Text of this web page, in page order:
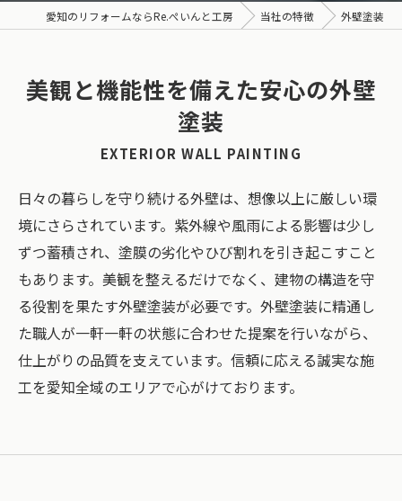
愛知のリフォームならRe.ぺいんと工房 当社の特徴 外壁塗装
美観と機能性を備えた安心の外壁
塗装
EXTERIOR WALL PAINTING
日々の暮らしを守り続ける外壁は、想像以上に厳しい環
境にさらされています。紫外線や風雨による影響は少し
ずつ蓄積され、塗膜の劣化やひび割れを引き起こすこと
もあります。美観を整えるだけでなく、建物の構造を守
る役割を果たす外壁塗装が必要です。外壁塗装に精通し
た職人が一軒一軒の状態に合わせた提案を行いながら、
仕上がりの品質を支えています。信頼に応える誠実な施
工を愛知全域のエリアで心がけております。